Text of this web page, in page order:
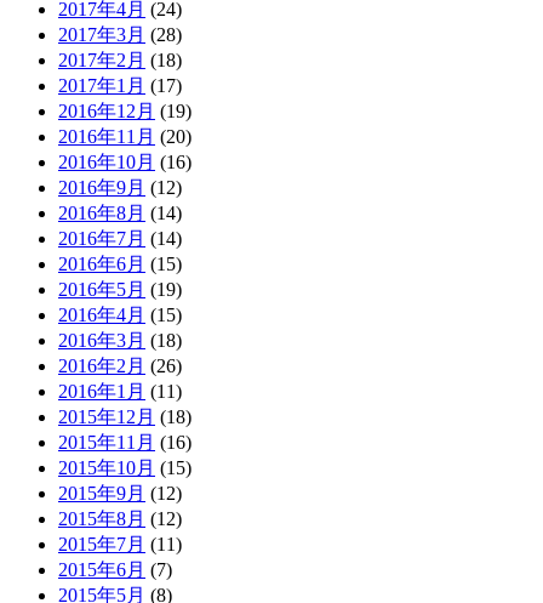
2017年4月 (24)
2017年3月 (28)
2017年2月 (18)
2017年1月 (17)
2016年12月 (19)
2016年11月 (20)
2016年10月 (16)
2016年9月 (12)
2016年8月 (14)
2016年7月 (14)
2016年6月 (15)
2016年5月 (19)
2016年4月 (15)
2016年3月 (18)
2016年2月 (26)
2016年1月 (11)
2015年12月 (18)
2015年11月 (16)
2015年10月 (15)
2015年9月 (12)
2015年8月 (12)
2015年7月 (11)
2015年6月 (7)
2015年5月 (8)